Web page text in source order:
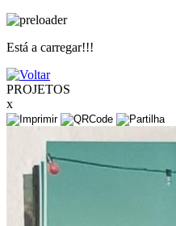
Está a carregar!!!
PROJETOS
x